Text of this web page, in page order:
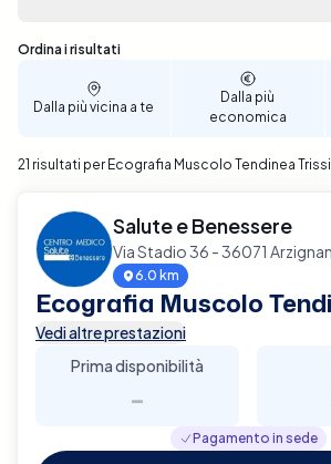
Sono stati trovati 21 risultati
Ordina i risultati
Dalla più vicina a te
Dalla più
economica
21 risultati per Ecografia Muscolo Tendinea
Salute e Benessere
Via Stadio 36 - 36071
6.0 km
Ecografia Muscolo
Vedi altre prestazioni
Prima disponibilità
-
Pagamento in sede